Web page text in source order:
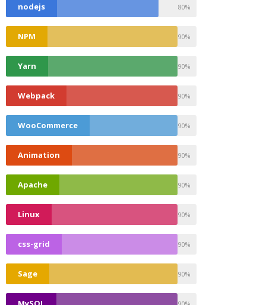
nodejs 80%
NPM 90%
Yarn 90%
Webpack 90%
WooCommerce 90%
Animation 90%
Apache 90%
Linux 90%
css-grid 90%
Sage 90%